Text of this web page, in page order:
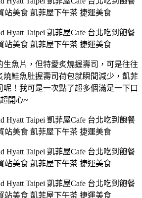
生魚片，但特愛炙燒握壽司，可是往往
燒鮭魚肚握壽司荷包就瞬間減少，凱菲
呢！我可是一次點了超多個滿足一下口
開心~